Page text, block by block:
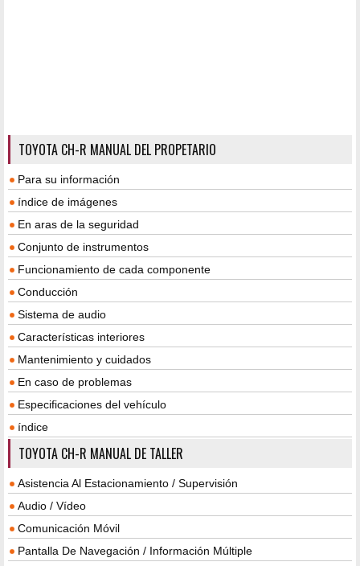
TOYOTA CH-R MANUAL DEL PROPETARIO
Para su información
índice de imágenes
En aras de la seguridad
Conjunto de instrumentos
Funcionamiento de cada componente
Conducción
Sistema de audio
Características interiores
Mantenimiento y cuidados
En caso de problemas
Especificaciones del vehículo
índice
TOYOTA CH-R MANUAL DE TALLER
Asistencia Al Estacionamiento / Supervisión
Audio / Vídeo
Comunicación Móvil
Pantalla De Navegación / Información Múltiple